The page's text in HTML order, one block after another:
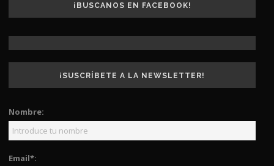
¡BUSCANOS EN FACEBOOK!
¡SUSCRÍBETE A LA NEWSLETTER!
Nombre:
Email*: